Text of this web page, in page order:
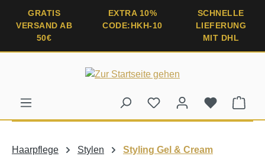
springen
GRATIS
VERSAND AB
50€
EXTRA 10%
CODE:HKH-10
SCHNELLE
LIEFERUNG
MIT DHL
Haarpflege Stylen Styling Gel & Cream